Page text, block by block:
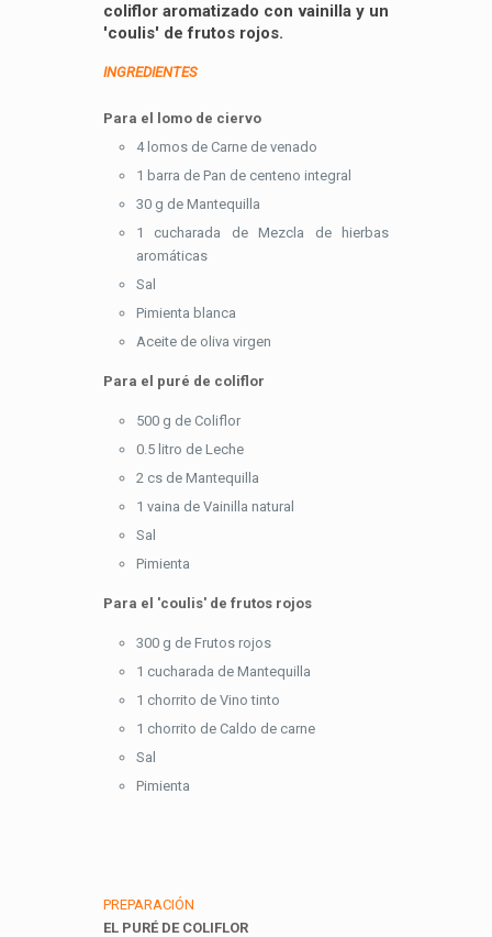
coliflor aromatizado con vainilla y un
'coulis' de frutos rojos.
INGREDIENTES
Para el lomo de ciervo
4 lomos de Carne de venado
1 barra de Pan de centeno integral
30 g de Mantequilla
1 cucharada de Mezcla de hierbas
aromáticas
Sal
Pimienta blanca
Aceite de oliva virgen
Para el puré de coliflor
500 g de Coliflor
0.5 litro de Leche
2 cs de Mantequilla
1 vaina de Vainilla natural
Sal
Pimienta
Para el 'coulis' de frutos rojos
300 g de Frutos rojos
1 cucharada de Mantequilla
1 chorrito de Vino tinto
1 chorrito de Caldo de carne
Sal
Pimienta
PREPARACIÓN
EL PURÉ DE COLIFLOR